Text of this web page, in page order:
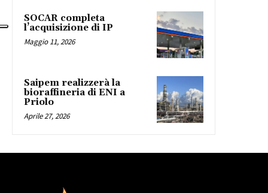
SOCAR completa
l’acquisizione di IP
Maggio 11, 2026
Saipem realizzerà la
bioraffineria di ENI a
Priolo
Aprile 27, 2026